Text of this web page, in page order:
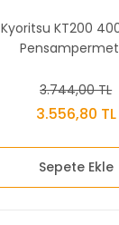
Kyoritsu KT200
3.744,00 TL
3.556,80 TL
Sepete Ekle